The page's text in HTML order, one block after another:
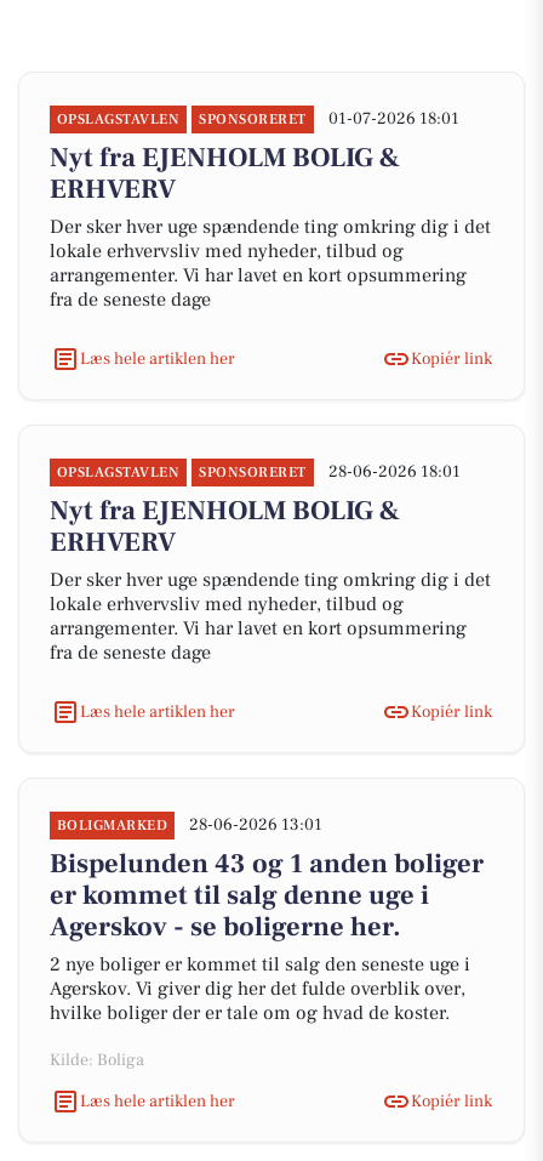
OPSLAGSTAVLEN SPONSORERET 01-07-2026 18:01
Nyt fra EJENHOLM BOLIG &
ERHVERV
Der sker hver uge spændende ting omkring dig i det
lokale erhvervsliv med nyheder, tilbud og
arrangementer. Vi har lavet en kort opsummering
fra de seneste dage
Læs hele artiklen her Kopiér link
OPSLAGSTAVLEN SPONSORERET 28-06-2026 18:01
Nyt fra EJENHOLM BOLIG &
ERHVERV
Der sker hver uge spændende ting omkring dig i det
lokale erhvervsliv med nyheder, tilbud og
arrangementer. Vi har lavet en kort opsummering
fra de seneste dage
Læs hele artiklen her Kopiér link
BOLIGMARKED 28-06-2026 13:01
Bispelunden 43 og 1 anden boliger
er kommet til salg denne uge i
Agerskov - se boligerne her.
2 nye boliger er kommet til salg den seneste uge i
Agerskov. Vi giver dig her det fulde overblik over,
hvilke boliger der er tale om og hvad de koster.
Kilde: Boliga
Læs hele artiklen her
Kopiér link